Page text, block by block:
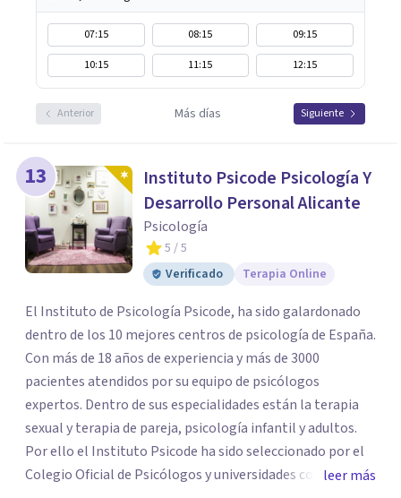
07:15 08:15
09:15
10:15
11:15 12:15
Anterior Más días Siguiente
13
Instituto Psicode Psicología Y
Desarrollo Personal Alicante
Psicología
5 / 5
Verificado
Terapia Online
El Instituto de Psicología Psicode, ha sido galardonado
dentro de los 10 mejores centros de psicología de España.
Con más de 18 años de experiencia y más de 3000
pacientes atendidos por su equipo de psicólogos
expertos. Dentro de sus especialidades están la terapia
sexual y terapia de pareja, psicología infantil y adultos.
Por ello el Instituto Psicode ha sido seleccionado por el
Colegio Oficial de Psicólogos y universidades como laleer más